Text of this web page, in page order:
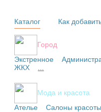
Каталог
Город
Экстренное
ЖКХ
Мода и красота
Ателье
Салоны красоты
Как